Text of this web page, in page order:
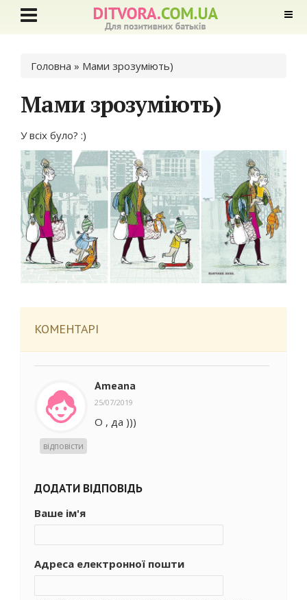
Ви є тут
Головна » Мами зрозуміють)
Мами зрозуміють)
У всіх було? :)
КОМЕНТАРІ
Ameana
25/07/2019
О , да )))
відповісти
ДОДАТИ ВІДПОВІДЬ
Ваше ім'я
Адреса електронної пошти